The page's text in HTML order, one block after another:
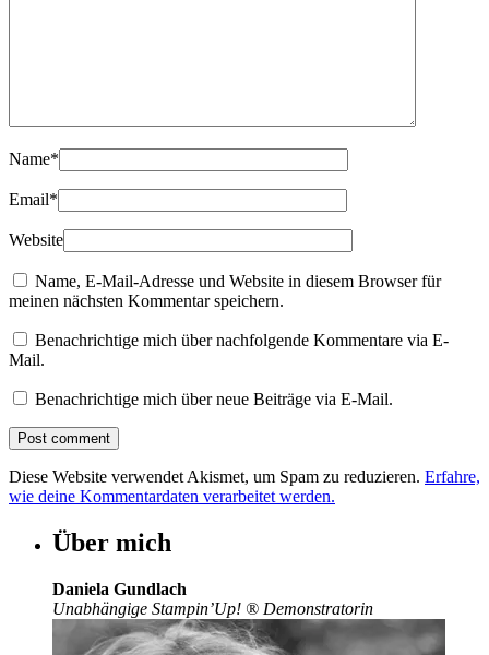
Name*
Email*
Website
Name, E-Mail-Adresse und Website in diesem Browser für
meinen nächsten Kommentar speichern.
Benachrichtige mich über nachfolgende Kommentare via E-
Mail.
Benachrichtige mich über neue Beiträge via E-Mail.
Diese Website verwendet Akismet, um Spam zu reduzieren. Erfahre,
wie deine Kommentardaten verarbeitet werden.
Über mich
Daniela Gundlach
Unabhängige Stampin’Up! ® Demonstratorin